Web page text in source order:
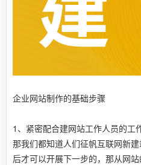
企业网站制作的基础步骤
1、紧密配合建网站工作人员的工
那我们都知道人们征帆互联网新
后才可以开展下一步的，那从网